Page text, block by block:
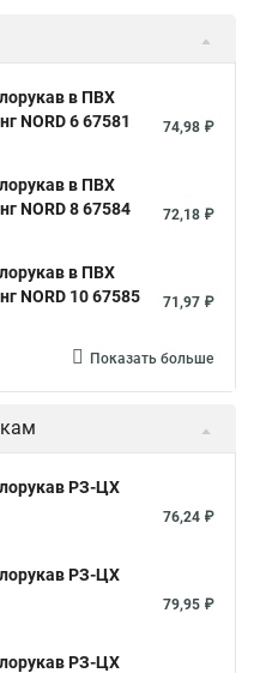
в ПВХ
NORD 6 67581
74,98 ₽
в ПВХ
NORD 8 67584
72,18 ₽
в ПВХ
NORD 10 67585
71,97 ₽
Показать больше
РЗ-ЦХ
76,24 ₽
РЗ-ЦХ
79,95 ₽
РЗ-ЦХ